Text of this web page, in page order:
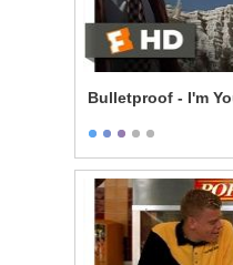
Bulletproof - I'm